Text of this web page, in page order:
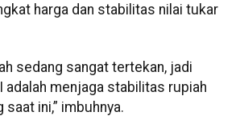
harga dan stabilitas nilai tukar
sedang sangat tertekan, jadi
adalah menjaga stabilitas rupiah
ini,” imbuhnya.